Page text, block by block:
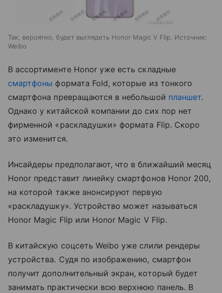
Так, вероятно, будет выглядеть Honor Magic V Flip. Источник:
Weibo
В ассортименте Honor уже есть складные
смартфоны формата Fold, которые из тонкого
смартфона превращаются в небольшой планшет.
Однако у китайской компании до сих пор нет
фирменной «раскладушки» формата Flip. Скоро
это изменится.
Инсайдеры предполагают, что в ближайший месяц
Honor представит линейку смартфонов Honor 200,
на которой также анонсируют первую
«раскладушку». Устройство может называться
Honor Magic Flip или Honor Magic V Flip.
В китайскую соцсеть Weibo уже слили рендеры
устройства. Судя по изображению, смартфон
получит дополнительный экран, который будет
занимать практически всю верхнюю панель. В